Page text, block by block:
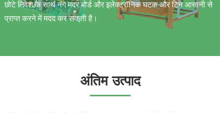
छोटे निवेश के साथ नंगे मदर बोर्ड और इलेक्ट्रॉनिक घटक और टिन आसानी से
प्राप्त करने में मदद कर सकती है।
अंतिम उत्पाद